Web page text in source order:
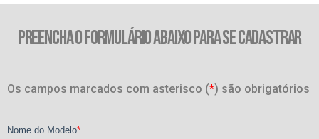
PREENCHA O FORMULÁRIO ABAIXO PARA SE CADASTRAR
Os campos marcados com asterisco (*) são obrigatórios